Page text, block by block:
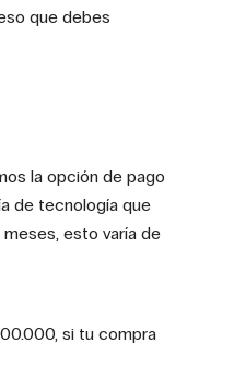
que debes
la opción de pago
de tecnología que
esto varía de
si tu compra